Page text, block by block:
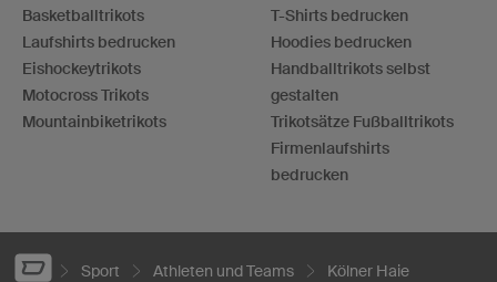
Basketballtrikots
Laufshirts bedrucken
Eishockeytrikots
Motocross Trikots
Mountainbiketrikots
T-Shirts bedrucken
Hoodies bedrucken
Handballtrikots selbst
gestalten
Trikotsätze Fußballtrikots
Firmenlaufshirts
bedrucken
Sport Athleten und Teams Kölner Haie